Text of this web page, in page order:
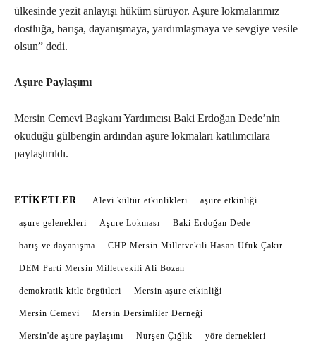
ülkesinde yezit anlayışı hüküm sürüyor. Aşure lokmalarımız
dostluğa, barışa, dayanışmaya, yardımlaşmaya ve sevgiye vesile
olsun” dedi.
Aşure Paylaşımı
Mersin Cemevi Başkanı Yardımcısı Baki Erdoğan Dede’nin
okuduğu gülbengin ardından aşure lokmaları katılımcılara
paylaştırıldı.
ETIKETLER Alevi kültür etkinlikleri aşure etkinliği
aşure gelenekleri Aşure Lokması Baki Erdoğan Dede
barış ve dayanışma CHP Mersin Milletvekili Hasan Ufuk Çakır
DEM Parti Mersin Milletvekili Ali Bozan
demokratik kitle örgütleri Mersin aşure etkinliği
Mersin Cemevi Mersin Dersimliler Derneği
Mersin'de aşure paylaşımı Nurşen Çığlık yöre dernekleri